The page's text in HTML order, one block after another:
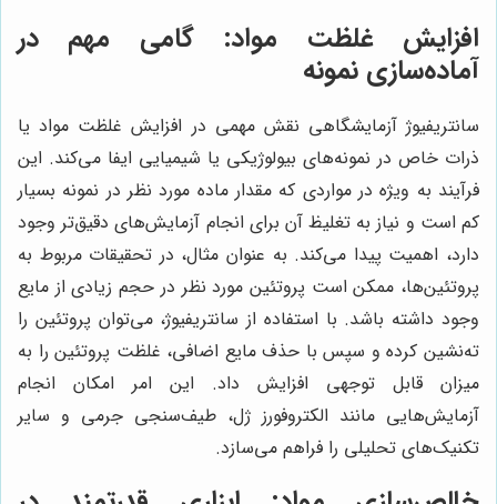
افزایش غلظت مواد: گامی مهم در
آماده‌سازی نمونه
سانتریفیوژ آزمایشگاهی نقش مهمی در افزایش غلظت مواد یا
ذرات خاص در نمونه‌های بیولوژیکی یا شیمیایی ایفا می‌کند. این
فرآیند به ویژه در مواردی که مقدار ماده مورد نظر در نمونه بسیار
کم است و نیاز به تغلیظ آن برای انجام آزمایش‌های دقیق‌تر وجود
دارد، اهمیت پیدا می‌کند. به عنوان مثال، در تحقیقات مربوط به
پروتئین‌ها، ممکن است پروتئین مورد نظر در حجم زیادی از مایع
وجود داشته باشد. با استفاده از سانتریفیوژ، می‌توان پروتئین را
ته‌نشین کرده و سپس با حذف مایع اضافی، غلظت پروتئین را به
میزان قابل توجهی افزایش داد. این امر امکان انجام
آزمایش‌هایی مانند الکتروفورز ژل، طیف‌سنجی جرمی و سایر
تکنیک‌های تحلیلی را فراهم می‌سازد.